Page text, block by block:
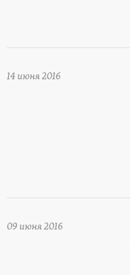
14 июня 2016
09 июня 2016